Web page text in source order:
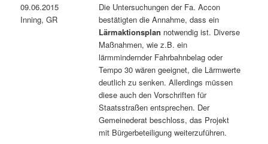
09.06.2015
Inning, GR
Die Untersuchungen der Fa. Accon
bestätigten die Annahme, dass ein
Lärmaktionsplan notwendig ist. Diverse
Maßnahmen, wie z.B. ein
lärmmindernder Fahrbahnbelag oder
Tempo 30 wären geeignet, die Lärmwerte
deutlich zu senken. Allerdings müssen
diese auch den Vorschriften für
Staatsstraßen entsprechen. Der
Gemeinederat beschloss, das Projekt
mit Bürgerbeteiligung weiterzuführen.